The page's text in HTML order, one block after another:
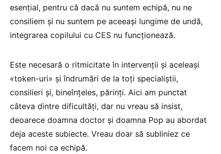
esențial, pentru că dacă nu suntem echipă, nu ne
consiliem și nu suntem pe aceeași lungime de undă,
integrarea copilului cu CES nu funcționează.
Este necesară o ritmicitate în intervenții și aceleași
«token-uri» și îndrumări de la toți specialiștii,
consilieri și, bineînțeles, părinți. Aici am punctat
câteva dintre dificultăți, dar nu vreau să insist,
deoarece doamna doctor și doamna Pop au abordat
deja aceste subiecte. Vreau doar să subliniez ce
facem noi ca echipă.